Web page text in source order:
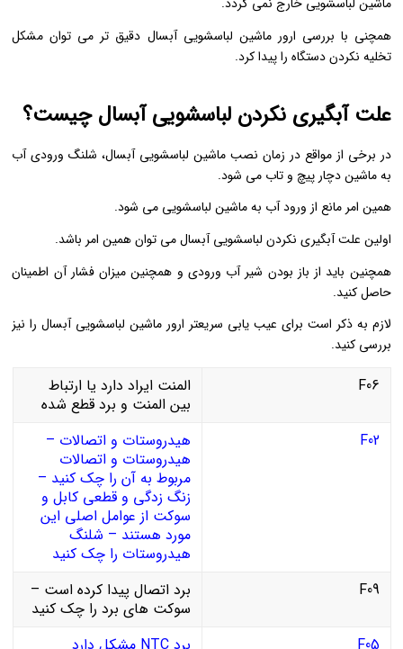
همچنی با بررسی ارور ماشین لباسشویی آبسال دقیق تر می توان مشکل
تخلیه نکردن دستگاه را پیدا کرد.
علت آبگیری نکردن لباسشویی آبسال چیست؟
در برخی از مواقع در زمان نصب ماشین لباسشویی آبسال، شلنگ ورودی آب
به ماشین دچار پیچ و تاب می شود.
همین امر مانع از ورود آب به ماشین لباسشویی می شود.
اولین علت آبگیری نکردن لباسشویی آبسال می توان همین امر باشد.
همچنین باید از باز بودن شیر آب ورودی و همچنین میزان فشار آن اطمینان
حاصل کنید.
لازم به ذکر است برای عیب یابی سریعتر ارور ماشین لباسشویی آبسال را نیز
بررسی کنید.
F06
المنت ایراد دارد یا ارتباط
بین المنت و برد قطع شده
F02
هیدروستات و اتصالات –
هیدروستات و اتصالات
مربوط به آن را چک کنید –
زنگ زدگی و قطعی کابل و
سوکت از عوامل اصلی این
مورد هستند – شلنگ
هیدروستات را چک کنید
F09
برد اتصال پیدا کرده است –
سوکت های برد را چک کنید